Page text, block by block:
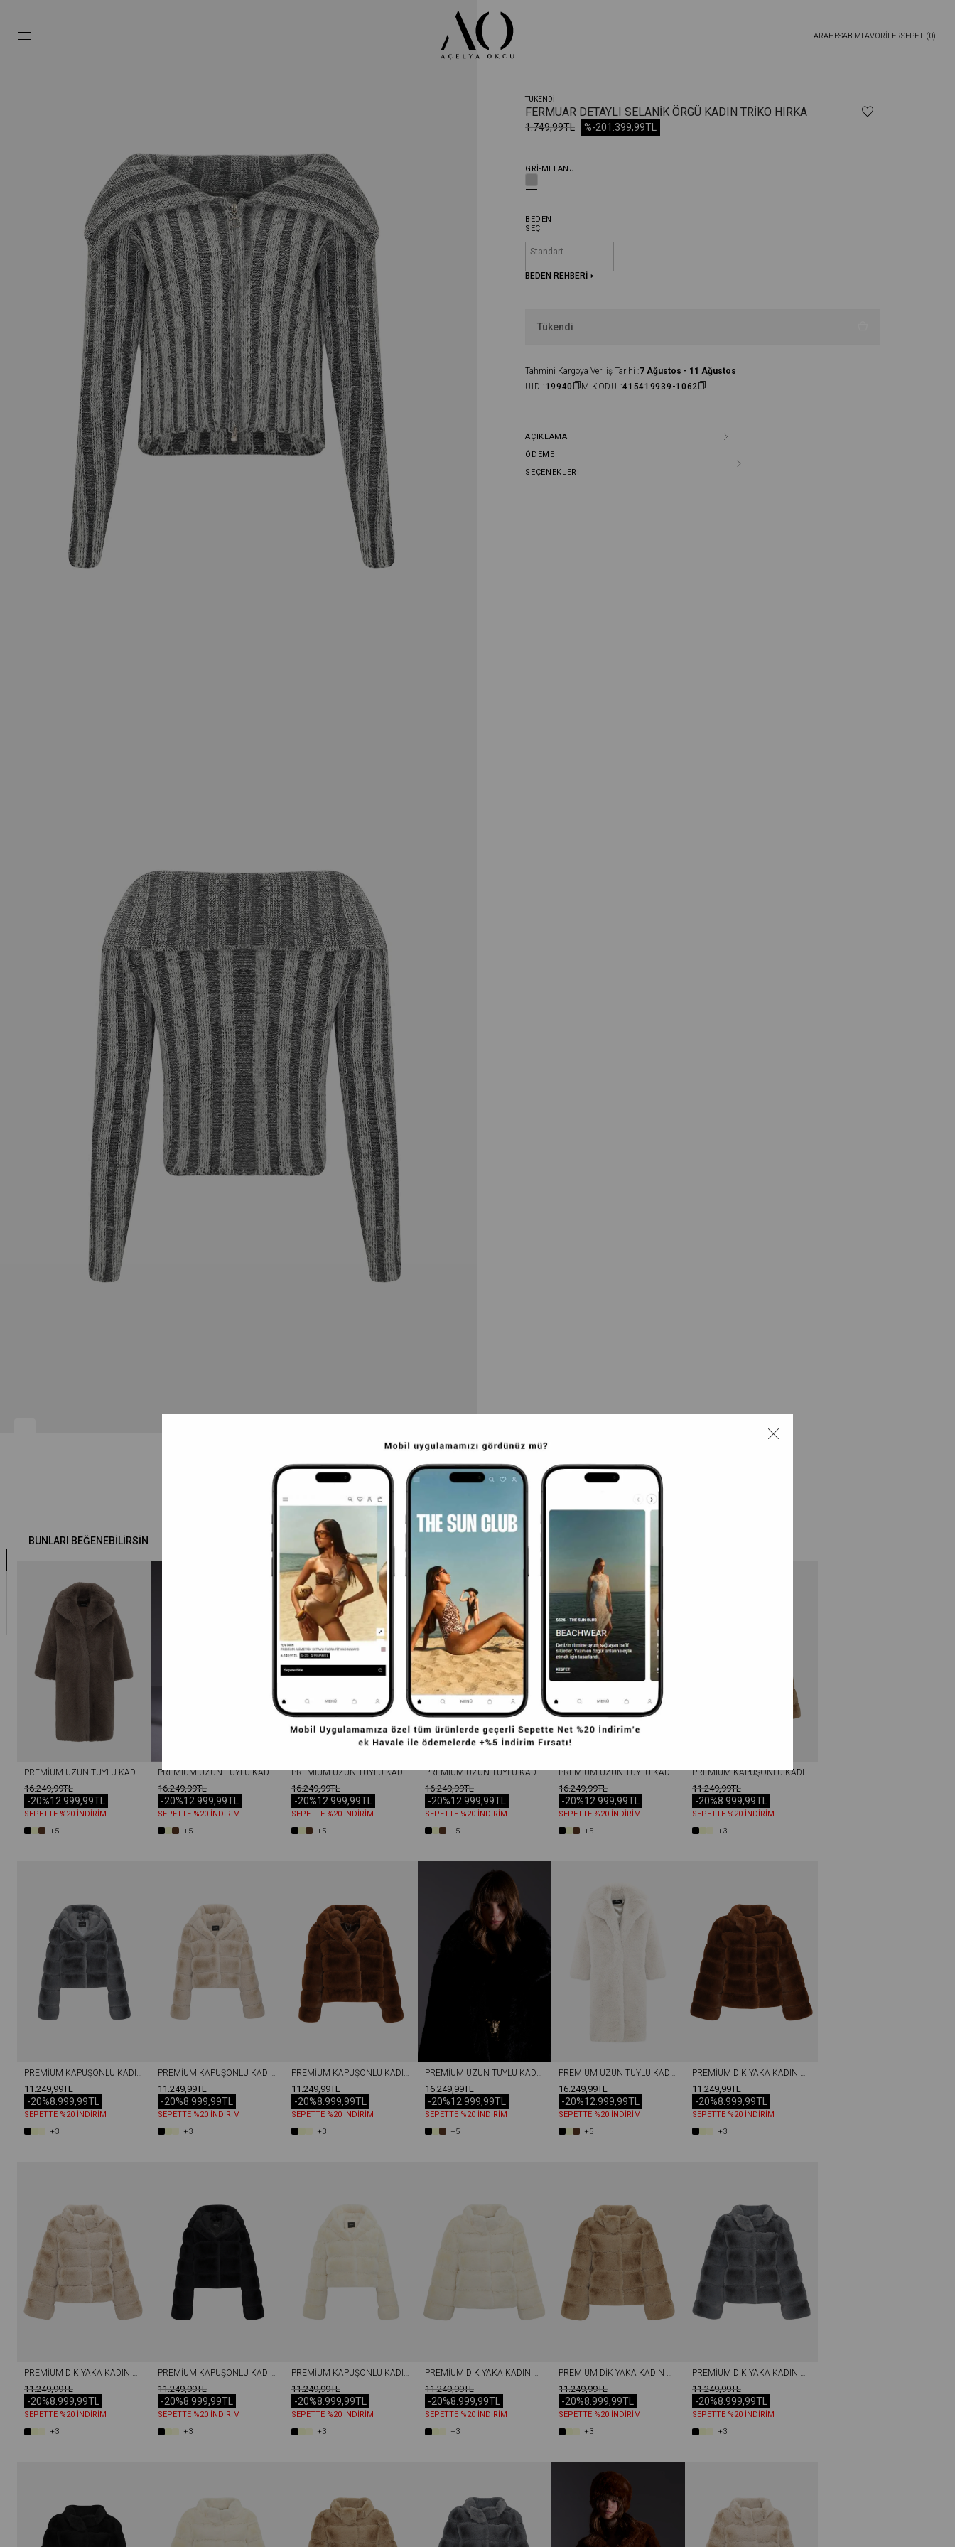
ARAHESABIMFAVORİLERSEPET (0)
TÜKENDI
FERMUAR DETAYLI SELANIK ÖRGÜ KADIN TRIKO HIRKA
1.749,99TL 1.399,99TL
%-20
GRI-MELANJ
BEDEN
SEÇ
Standart
BEDEN REHBERİ
Tükendi
Tahmini Kargoya Veriliş Tarihi :7 Ağustos - 11 Ağustos
UID :19940 M.KODU :415419939-1062
AÇIKLAMA
ÖDEME
SEÇENEKLERI
BUNLARI BEĞENEBILIRSIN
16.249,99TL
12.999,99TL
-20%
SEPETTE %20 İNDİRİM
+5
PREMIUM UZUN TÜYLÜ KADIN REX SUNI KÜRK KABAN TAŞ
16.249,99TL
12.999,99TL
-20%
SEPETTE %20 İNDİRİM
+5
PREMIUM UZUN TÜYLÜ KADIN REX SUNI KÜRK KABAN KAHVERENGI
16.249,99TL
12.999,99TL
-20%
SEPETTE %20 İNDİRİM
+5
PREMIUM UZUN TÜYLÜ KADIN REX SUNI KÜRK KABAN PUDRA
16.249,99TL
12.999,99TL
-20%
SEPETTE %20 İNDİRİM
+5
PREMIUM UZUN TÜYLÜ KADIN REX SUNI KÜRK KABAN LACIVERT
16.249,99TL
12.999,99TL
-20%
SEPETTE %20 İNDİRİM
+5
11.249,99TL
8.999,99TL
-20%
SEPETTE %20 İNDİRİM
+3
11.249,99TL
8.999,99TL
-20%
SEPETTE %20 İNDİRİM
+3
11.249,99TL
8.999,99TL
-20%
SEPETTE %20 İNDİRİM
+3
11.249,99TL
8.999,99TL
-20%
SEPETTE %20 İNDİRİM
+3
16.249,99TL
12.999,99TL
-20%
SEPETTE %20 İNDİRİM
+5
16.249,99TL
12.999,99TL
-20%
SEPETTE %20 İNDİRİM
+5
11.249,99TL
8.999,99TL
-20%
SEPETTE %20 İNDİRİM
+3
PREMIUM DIK YAKA KADIN REX SUNI KÜRK CEKET TAŞ
11.249,99TL
8.999,99TL
-20%
SEPETTE %20 İNDİRİM
+3
PREMIUM KAPÜŞONLU KADIN REX SUNI KÜRK CEKET SIYAH
11.249,99TL
8.999,99TL
-20%
SEPETTE %20 İNDİRİM
+3
PREMIUM KAPÜŞONLU KADIN REX SUNI KÜRK CEKET EKRU
11.249,99TL
8.999,99TL
-20%
SEPETTE %20 İNDİRİM
+3
PREMIUM DIK YAKA KADIN REX SUNI KÜRK CEKET EKRU
11.249,99TL
8.999,99TL
-20%
SEPETTE %20 İNDİRİM
+3
PREMIUM DIK YAKA KADIN REX SUNI KÜRK CEKET BEJ
11.249,99TL
8.999,99TL
-20%
SEPETTE %20 İNDİRİM
+3
PREMIUM DIK YAKA KADIN REX SUNI KÜRK CEKET GRI
11.249,99TL
8.999,99TL
-20%
SEPETTE %20 İNDİRİM
+3